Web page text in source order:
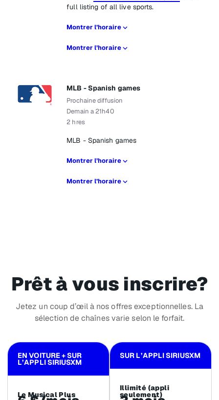
full listing of all live sports.
Montrer l’horaire
Montrer l’horaire
MLB - Spanish games
Prochaine diffusion
Demain a 21h40
2 hres
MLB - Spanish games
Montrer l’horaire
Montrer l’horaire
Prêt à vous inscrire?
Jetez un coup d’œil à nos offres exceptionnelles. La
sélection de chaînes varie selon le forfait.
EN VOITURE + SUR
L’APPLI SIRIUSXM
Le Musical Plus
SUR L’APPLI SIRIUSXM
Illimité (appli
seulement)